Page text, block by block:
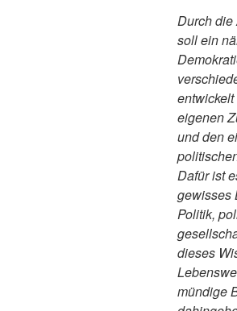
Durch die
soll ein
eigenen
und den
Dafür ist
gewisses
Politik,
dieses
mündige